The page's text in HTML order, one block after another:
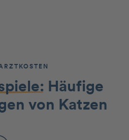
Häufige
von Katzen